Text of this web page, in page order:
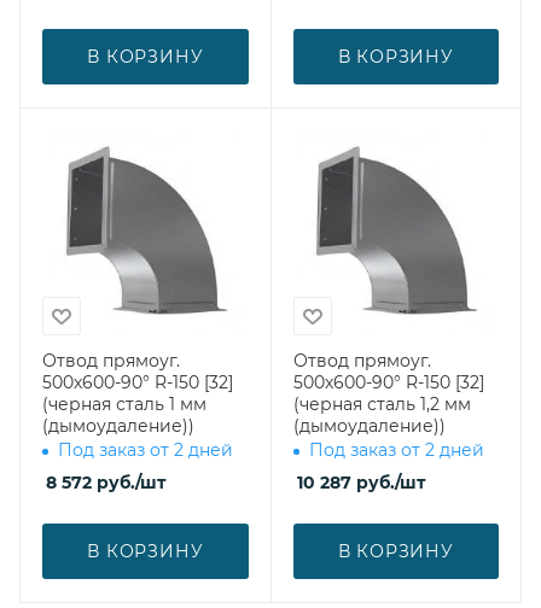
В КОРЗИНУ В КОРЗИНУ
Отвод прямоуг.
500х600-90° R-150 [32]
(черная сталь 1 мм
(дымоудаление))
Под заказ от 2 дней
8 572 руб./шт
В КОРЗИНУ
Отвод прямоуг.
500х600-90° R-150 [32]
(черная сталь 1,2 мм
(дымоудаление))
Под заказ от 2 дней
10 287руб./шт
В КОРЗИНУ